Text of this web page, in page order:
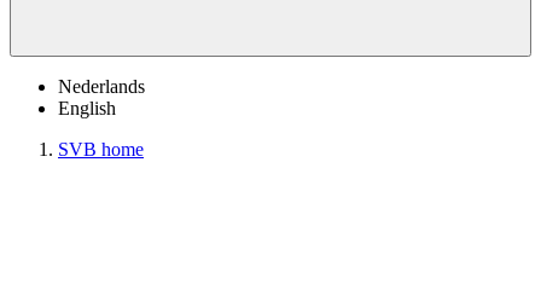
Nederlands
English
SVB home